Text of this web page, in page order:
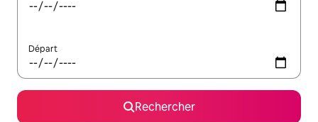
Départ
Rechercher